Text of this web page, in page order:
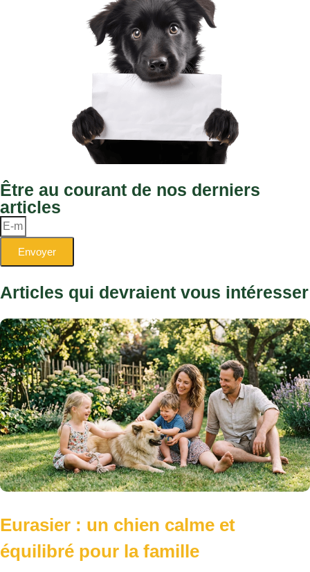
Être au courant de nos derniers
articles
Envoyer
Articles qui devraient vous intéresser
Eurasier : un chien calme et
équilibré pour la famille